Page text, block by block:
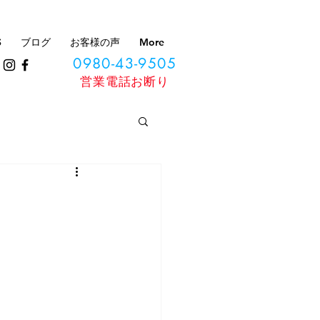
ブログ お客様の声 More
0980-43-9505
​営業電話お断り